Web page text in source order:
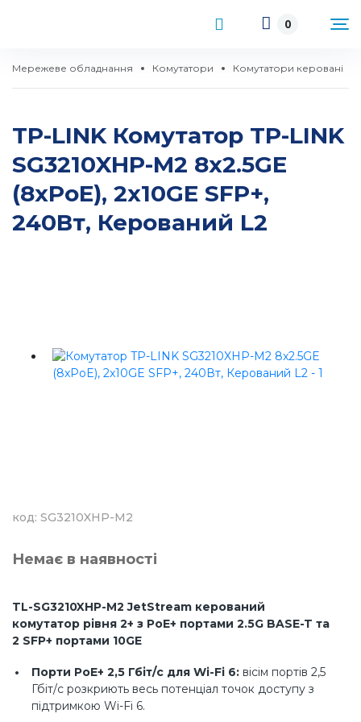
0
Мережеве обладнання Комутатори Комутатори керовані
TP-LINK Комутатор TP-LINK
SG3210XHP-M2 8x2.5GE
(8xPoE), 2x10GE SFP+,
240Вт, Керований L2
код: SG3210XHP-M2
Немає в наявності
TL-SG3210XHP-M2 JetStream керований
комутатор рівня 2+ з PoE+ портами 2.5G BASE-T та
2 SFP+ портами 10GE
Порти PoE+ 2,5 Гбіт/с для Wi-Fi 6: вісім портів 2,5
Гбіт/с розкриють весь потенціал точок доступу з
підтримкою Wi-Fi 6.